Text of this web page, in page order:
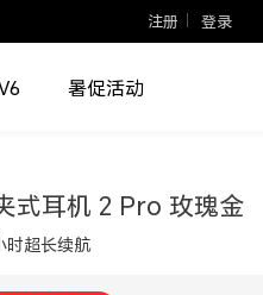
注册 登录
暑促活动
式耳机 2 Pro 玫瑰金
时超长续航